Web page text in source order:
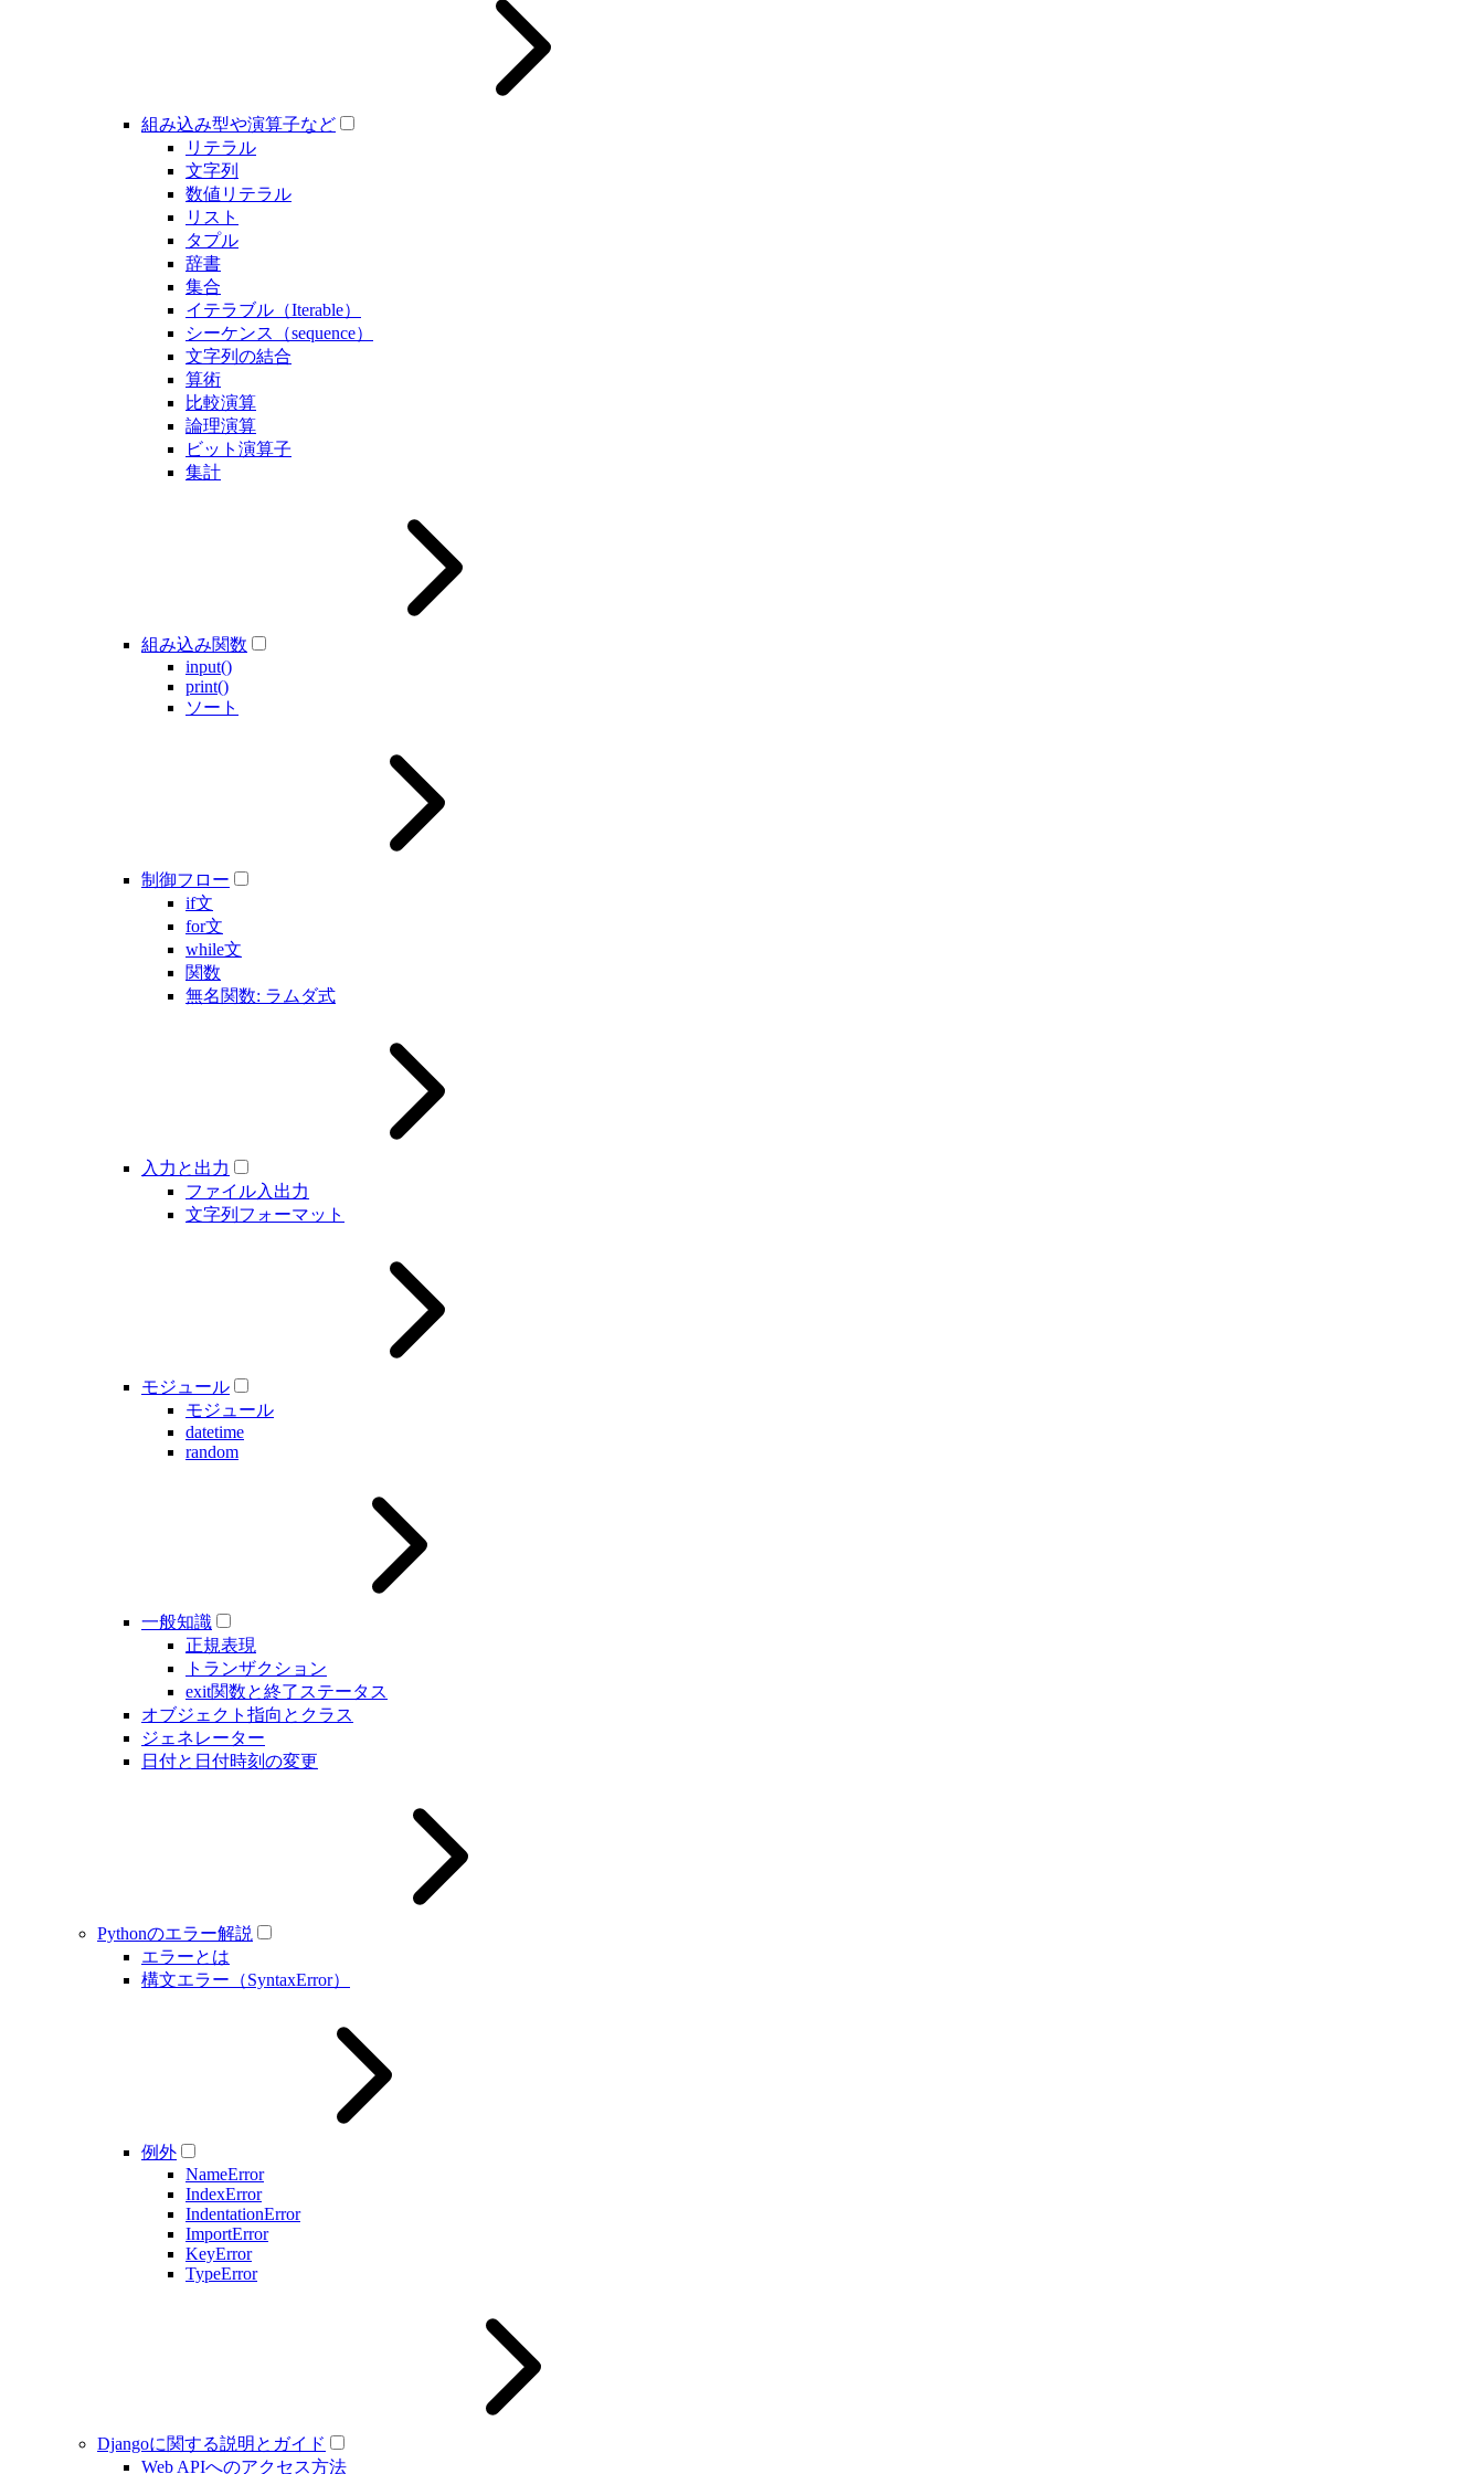
組み込み型や演算子など
リテラル
文字列
数値リテラル
リスト
タプル
辞書
集合
イテラブル（Iterable）
シーケンス（sequence）
文字列の結合
算術
比較演算
論理演算
ビット演算子
集計
組み込み関数
input()
print()
ソート
制御フロー
if文
for文
while文
関数
無名関数: ラムダ式
入力と出力
ファイル入出力
文字列フォーマット
モジュール
モジュール
datetime
random
一般知識
正規表現
トランザクション
exit関数と終了ステータス
オブジェクト指向とクラス
ジェネレーター
日付と日付時刻の変更
Pythonのエラー解説
エラーとは
構文エラー（SyntaxError）
例外
NameError
IndexError
IndentationError
ImportError
KeyError
TypeError
Djangoに関する説明とガイド
Web APIへのアクセス方法